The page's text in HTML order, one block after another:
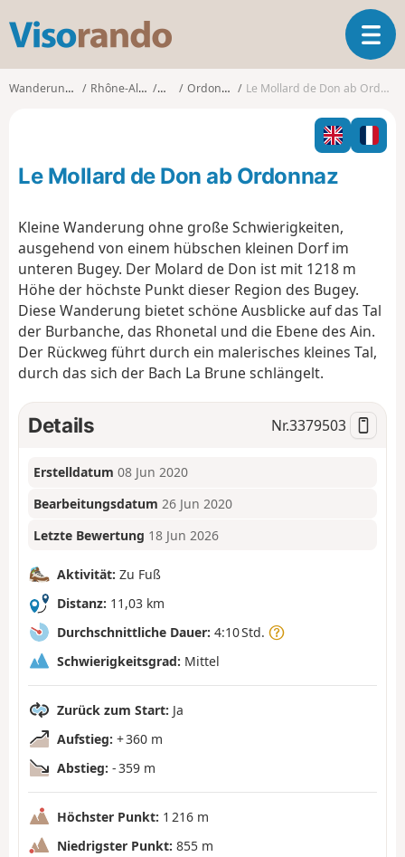
s
o
T
o
l
n
o
n
Wanderungen Rhône-Alpes Ain Ordonnaz Le Mollard de Don ab Ordonnaz
Le Mollard de Don ab Ordonnaz
Kleine Wanderung ohne große Schwierigkeiten,
ausgehend von einem hübschen kleinen Dorf im
unteren Bugey. Der Molard de Don ist mit 1218 m
Höhe der höchste Punkt dieser Region des Bugey.
Diese Wanderung bietet schöne Ausblicke auf das Tal
der Burbanche, das Rhonetal und die Ebene des Ain.
Der Rückweg führt durch ein malerisches kleines Tal,
durch das sich der Bach La Brune schlängelt.
Details Nr.3379503
Erstelldatum 08 Jun 2020
Bearbeitungsdatum 26 Jun 2020
Letzte Bewertung 18 Jun 2026
Aktivität: Zu Fuß
Distanz: 11,03 km
Durchschnittliche Dauer: 4:10 Std.
Schwierigkeitsgrad: Mittel
Zurück zum Start: Ja
Aufstieg: + 360 m
Abstieg: - 359 m
Höchster Punkt: 1 216 m
Niedrigster Punkt: 855 m